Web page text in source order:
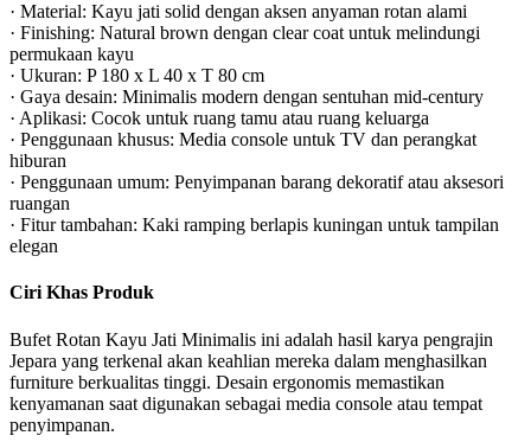
· Material: Kayu jati solid dengan aksen anyaman rotan alami
· Finishing: Natural brown dengan clear coat untuk melindungi
permukaan kayu
· Ukuran: P 180 x L 40 x T 80 cm
· Gaya desain: Minimalis modern dengan sentuhan mid-century
· Aplikasi: Cocok untuk ruang tamu atau ruang keluarga
· Penggunaan khusus: Media console untuk TV dan perangkat
hiburan
· Penggunaan umum: Penyimpanan barang dekoratif atau aksesori
ruangan
· Fitur tambahan: Kaki ramping berlapis kuningan untuk tampilan
elegan
Ciri Khas Produk
Bufet Rotan Kayu Jati Minimalis ini adalah hasil karya pengrajin
Jepara yang terkenal akan keahlian mereka dalam menghasilkan
furniture berkualitas tinggi. Desain ergonomis memastikan
kenyamanan saat digunakan sebagai media console atau tempat
penyimpanan.